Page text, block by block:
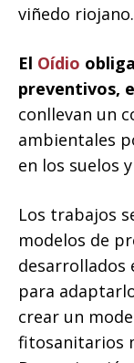
viñedo riojano.
El Oídio
preventivos,
conllevan un
ambientales
en los suelos
Los trabajos
modelos de
desarrollados
para
crear un
fitosanitarios